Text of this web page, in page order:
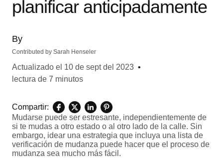
planificar anticipadamente
By
Contributed by Sarah Henseler
Actualizado el 10 de sept del 2023 •
lectura de 7 minutos
Compartir:
Mudarse puede ser estresante, independientemente de
si te mudas a otro estado o al otro lado de la calle. Sin
embargo, idear una estrategia que incluya una lista de
verificación de mudanza puede hacer que el proceso de
mudanza sea mucho más fácil.